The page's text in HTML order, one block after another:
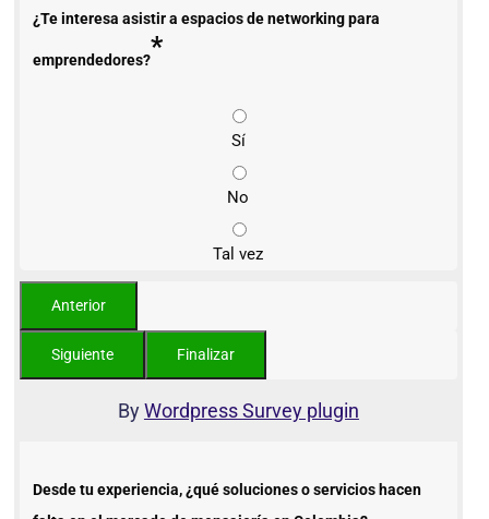
¿Te interesa asistir a espacios de networking para
emprendedores?*
Sí
No
Tal vez
ByWordpress Survey plugin
Desde tu experiencia, ¿qué soluciones o servicios hacen